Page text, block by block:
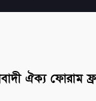
ঐক্য ফোরাম